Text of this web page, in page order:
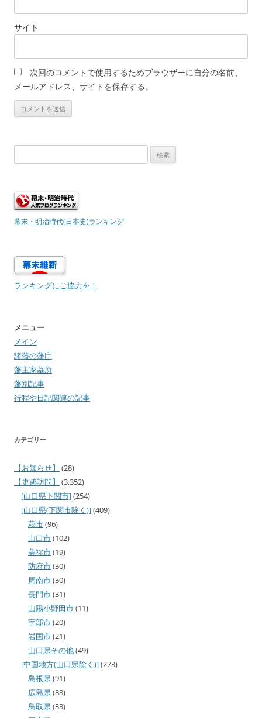
サイト
次回のコメントで使用するためブラウザーに自分の名前、
メールアドレス、サイトを保存する。
索:
幕末・明治時代(日本史)ランキング
ランキングにご協力を！
メニュー
メイン
諸藩の藩庁
藩主家墓所
藩別記事
行程や日記関連の記事
カテゴリー
【お知らせ】
(28)
【史跡訪問】
(3,352)
[山口県下関市](254)
[山口県(下関市除く)](409)
萩市(96)
山口市(102)
美祢市(19)
防府市(30)
周南市(30)
長門市(31)
山陽小野田市(11)
宇部市(20)
岩国市(21)
山口県その他(49)
[中国地方(山口県除く)](273)
島根県(91)
広島県(88)
鳥取県(33)